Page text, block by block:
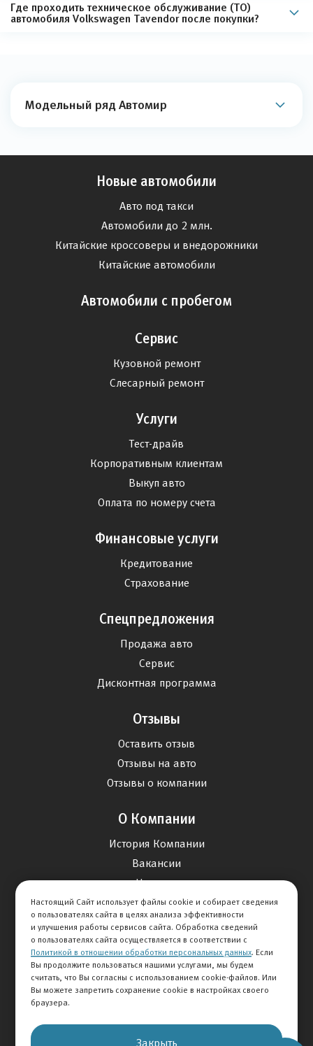
Где проходить техническое обслуживание (ТО)
автомобиля Volkswagen Tavendor после покупки?
Модельный ряд Автомир
Новые автомобили
Авто под такси
Автомобили до 2 млн.
Китайские кроссоверы и внедорожники
Китайские автомобили
Автомобили с пробегом
Сервис
Кузовной ремонт
Слесарный ремонт
Услуги
Тест-драйв
Корпоративным клиентам
Выкуп авто
Оплата по номеру счета
Финансовые услуги
Кредитование
Страхование
Спецпредложения
Продажа авто
Сервис
Дисконтная программа
Отзывы
Оставить отзыв
Отзывы на авто
Отзывы о компании
О Компании
История Компании
Вакансии
Новости
Карта сайта
Контакты
+7 495 292-60-60
Настоящий Сайт использует файлы cookie и собирает сведения
о пользователях сайта в целях анализа эффективности
и улучшения работы сервисов сайта. Обработка сведений
о пользователях сайта осуществляется в соответствии с
Политикой в отношении обработки персональных данных. Если
Вы продолжите пользоваться нашими услугами, мы будем
считать, что Вы согласны с использованием cookie-файлов. Или
Вы можете запретить сохранение cookie в настройках своего
браузера.
Закрыть